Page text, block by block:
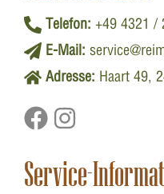
Telefon: +49 4321 /
E-Mail:
Adresse: Haart 49,
Service-